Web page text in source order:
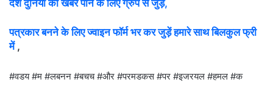
देश दुनियां की खबरें पाने के लिए ग्रुप से जुड़ें,
पत्रकार बनने के लिए ज्वाइन फॉर्म भर कर जुड़ें हमारे साथ बिलकुल फ्री
में ,
#वडय #म #लबनन #बचच #और #परमडकस #पर #इजरयल #हमल #क